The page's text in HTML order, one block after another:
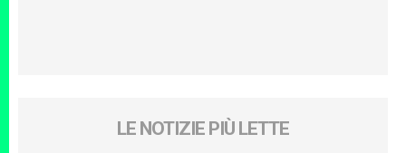
LE NOTIZIE PIÙ LETTE